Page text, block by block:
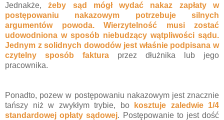
Jednakże,żeby sąd mógł wydać nakaz zapłaty w
postępowaniu nakazowym potrzebuje silnych
argumentów powoda. Wierzytelność musi zostać
udowodniona w sposób niebudzący wątpliwości sądu.
Jednym z solidnych dowodów jest właśnie podpisana w
czytelny sposób faktura przez dłużnika lub jego
pracownika.
Ponadto, pozew w postępowaniu nakazowym jest znacznie
tańszy niż w zwykłym trybie, bo
kosztuje zaledwie 1/4
standardowej opłaty sądowej. Postępowanie to jest dość